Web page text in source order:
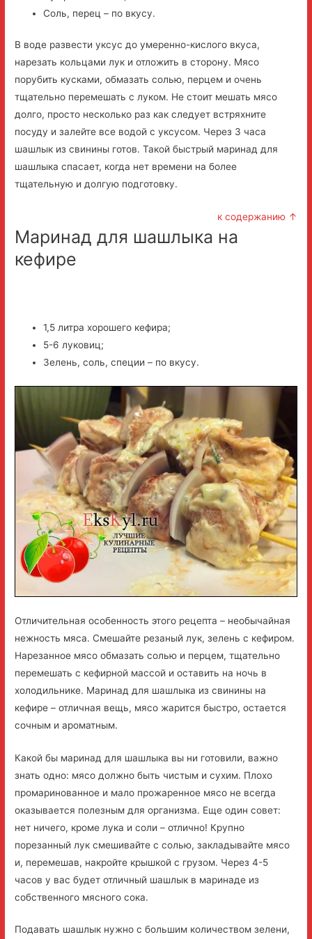
Соль, перец – по вкусу.
В воде развести уксус до умеренно-кислого вкуса,
нарезать кольцами лук и отложить в сторону. Мясо
порубить кусками, обмазать солью, перцем и очень
тщательно перемешать с луком. Не стоит мешать мясо
долго, просто несколько раз как следует встряхните
посуду и залейте все водой с уксусом. Через 3 часа
шашлык из свинины готов. Такой быстрый маринад для
шашлыка спасает, когда нет времени на более
тщательную и долгую подготовку.
к содержанию ↑
Маринад для шашлыка на
кефире
1,5 литра хорошего кефира;
5-6 луковиц;
Зелень, соль, специи – по вкусу.
Отличительная особенность этого рецепта – необычайная
нежность мяса. Смешайте резаный лук, зелень с кефиром.
Нарезанное мясо обмазать солью и перцем, тщательно
перемешать с кефирной массой и оставить на ночь в
холодильнике. Маринад для шашлыка из свинины на
кефире – отличная вещь, мясо жарится быстро, остается
сочным и ароматным.
Какой бы маринад для шашлыка вы ни готовили, важно
знать одно: мясо должно быть чистым и сухим. Плохо
промаринованное и мало прожаренное мясо не всегда
оказывается полезным для организма. Еще один совет:
нет ничего, кроме лука и соли – отлично! Крупно
порезанный лук смешивайте с солью, закладывайте мясо
и, перемешав, накройте крышкой с грузом. Через 4-5
часов у вас будет отличный шашлык в маринаде из
собственного мясного сока.
Подавать шашлык нужно с большим количеством зелени,